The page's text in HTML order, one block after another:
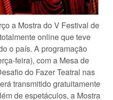
a Mostra do V Festival de
online que teve
o país. A programação
feira), com a Mesa de
do Fazer Teatral nas
transmitido gratuitamente
de espetáculos, a Mostra